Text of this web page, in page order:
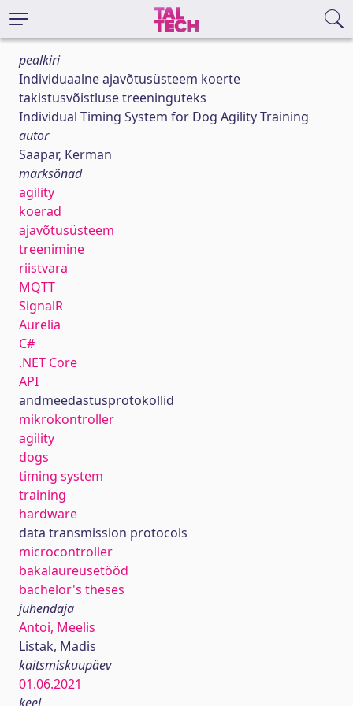
pealkiri
Individuaalne ajavõtusüsteem koerte
takistusvõistluse treeninguteks
Individual Timing System for Dog Agility Training
autor
Saapar, Kerman
märksõnad
agility
koerad
ajavõtusüsteem
treenimine
riistvara
MQTT
SignalR
Aurelia
C#
.NET Core
API
andmeedastusprotokollid
mikrokontroller
agility
dogs
timing system
training
hardware
data transmission protocols
microcontroller
bakalaureusetööd
bachelor's theses
juhendaja
Antoi, Meelis
Listak, Madis
kaitsmiskuupäev
01.06.2021